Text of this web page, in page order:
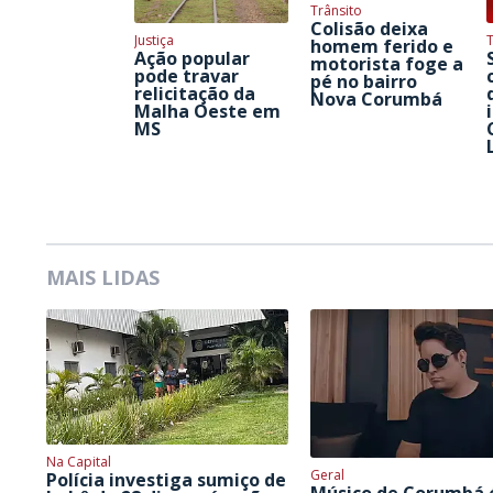
Justiça
Ação popular
pode travar
relicitação da
Malha Oeste em
MS
Trânsito
Colisão deixa
homem ferido e
motorista foge a
pé no bairro
Nova Corumbá
MAIS LIDAS
Na Capital
Polícia investiga sumiço de Geral